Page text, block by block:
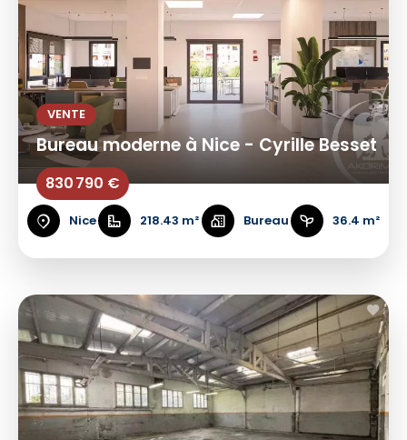
VENTE
Bureau moderne à Nice - Cyrille Besset
830 790 €
Nice 218.43 m² Bureau 36.4 m²